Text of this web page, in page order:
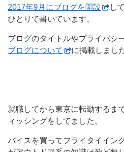
2017年9月にブログを開設
し
ひとりで書いています。
ブログのタイトルやプライバシ
ブログについて
に掲載しまし
就職してから東京に転勤するま
ィッシングをしてました。
バイスを買ってフライタイイン